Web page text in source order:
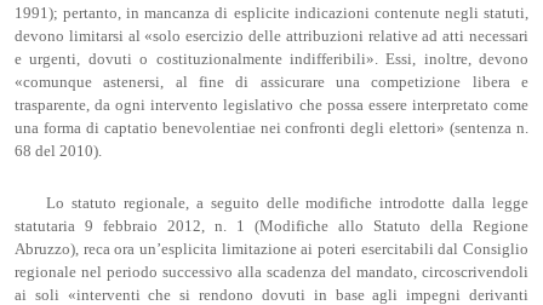
1991); pertanto, in mancanza di esplicite indicazioni contenute negli statuti,
devono limitarsi al «solo esercizio delle attribuzioni relative ad atti necessari
e urgenti, dovuti o costituzionalmente indifferibili». Essi, inoltre, devono
«comunque astenersi, al fine di assicurare una competizione libera e
trasparente, da ogni intervento legislativo che possa essere interpretato come
una forma di captatio benevolentiae nei confronti degli elettori» (sentenza n.
68 del 2010).
Lo statuto regionale, a seguito delle modifiche introdotte dalla legge
statutaria 9 febbraio 2012, n. 1 (Modifiche allo Statuto della Regione
Abruzzo), reca ora un’esplicita limitazione ai poteri esercitabili dal Consiglio
regionale nel periodo successivo alla scadenza del mandato, circoscrivendoli
ai soli «interventi che si rendono dovuti in base agli impegni derivanti